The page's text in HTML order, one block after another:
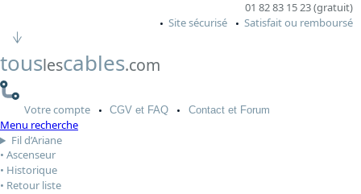
01 82 83 15 23 (gratuit)
Site sécurisé
Satisfait ou remboursé
touslescables.com
Votrecompte CGV et FAQ Contactet Forum
Menu recherche
Fil d’Ariane
Ascenseur
Historique
Retour liste